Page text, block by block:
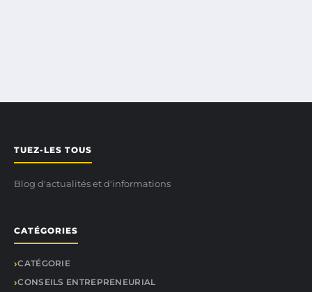
TUEZ-LES TOUS
Blog d'actualités et d'informations
CATÉGORIES
CATÉGORIE
CONSEILS ENTREPRENEURIAL